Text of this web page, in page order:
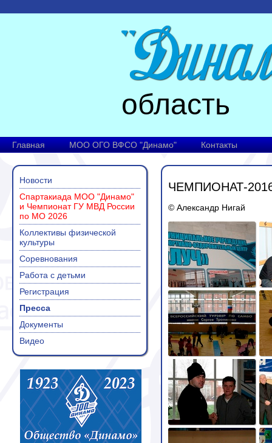
область
Главная МОО ОГО ВФСО "Динамо" Контакты
Новости
Спартакиада МОО "Динамо"
и Чемпионат ГУ МВД России
по МО 2026
Коллективы физической
культуры
Соревнования
Работа с детьми
Регистрация
Пресса
Документы
Видео
ЧЕМПИОНАТ-
© Александр Нигай